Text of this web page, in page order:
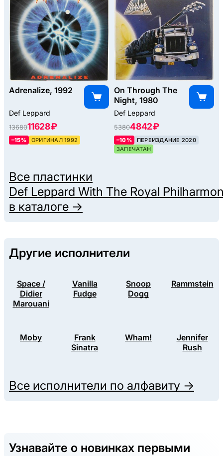
Adrenalize, 1992
Def Leppard
1368011628 ₽
–15% ОРИГИНАЛ 1992
On Through The
Night, 1980
Def Leppard
53804842 ₽
–10%
ПЕРЕИЗДАНИЕ 2020
ЗАПЕЧАТАН
Все пластинки
Def Leppard With The Royal
в каталоге →
Другие исполнители
Space /
Didier
Marouani
Vanilla
Fudge
Snoop
Dogg
Rammstein
Moby
Frank
Sinatra
Wham!
Jennifer
Rush
Все исполнители по алфавиту →
Узнавайте о новинках первыми